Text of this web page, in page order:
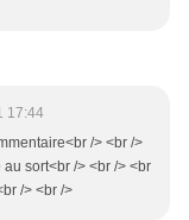
17:44
/> <br />
sort<br /> <br /> <br
/> <br />